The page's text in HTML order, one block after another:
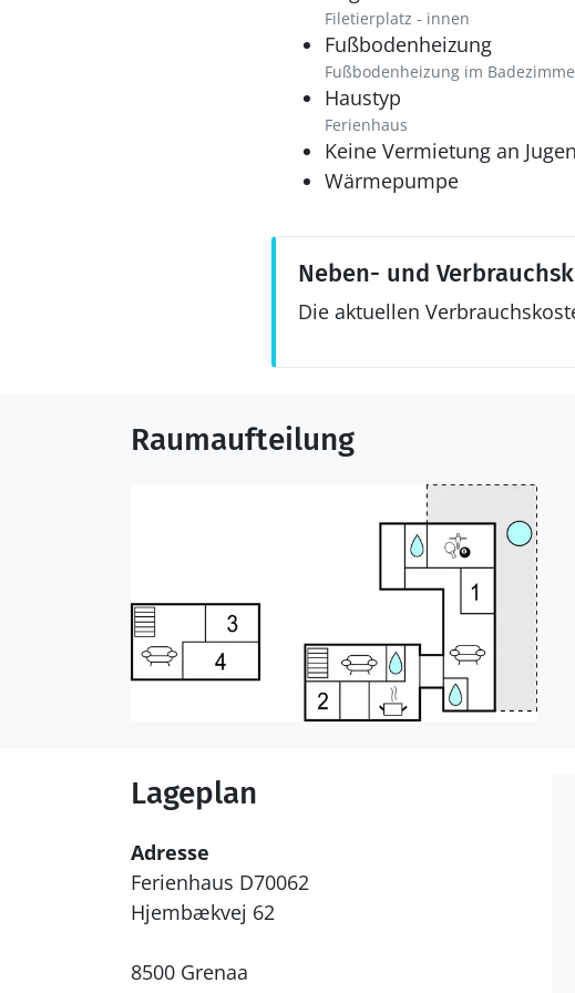
Filetierplatz - innen
Fußbodenheizung
Fußbodenheizung im
Haustyp
Ferienhaus
Keine Vermietung an
Wärmepumpe
Neben- und
Die aktuellen
Raumaufteilung
Lageplan
Adresse
Ferienhaus D70062
Hjembækvej 62
8500 Grenaa